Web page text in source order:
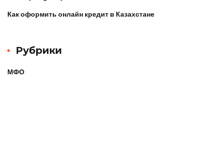
Как оформить онлайн кредит в Казахстане
Рубрики
МФО